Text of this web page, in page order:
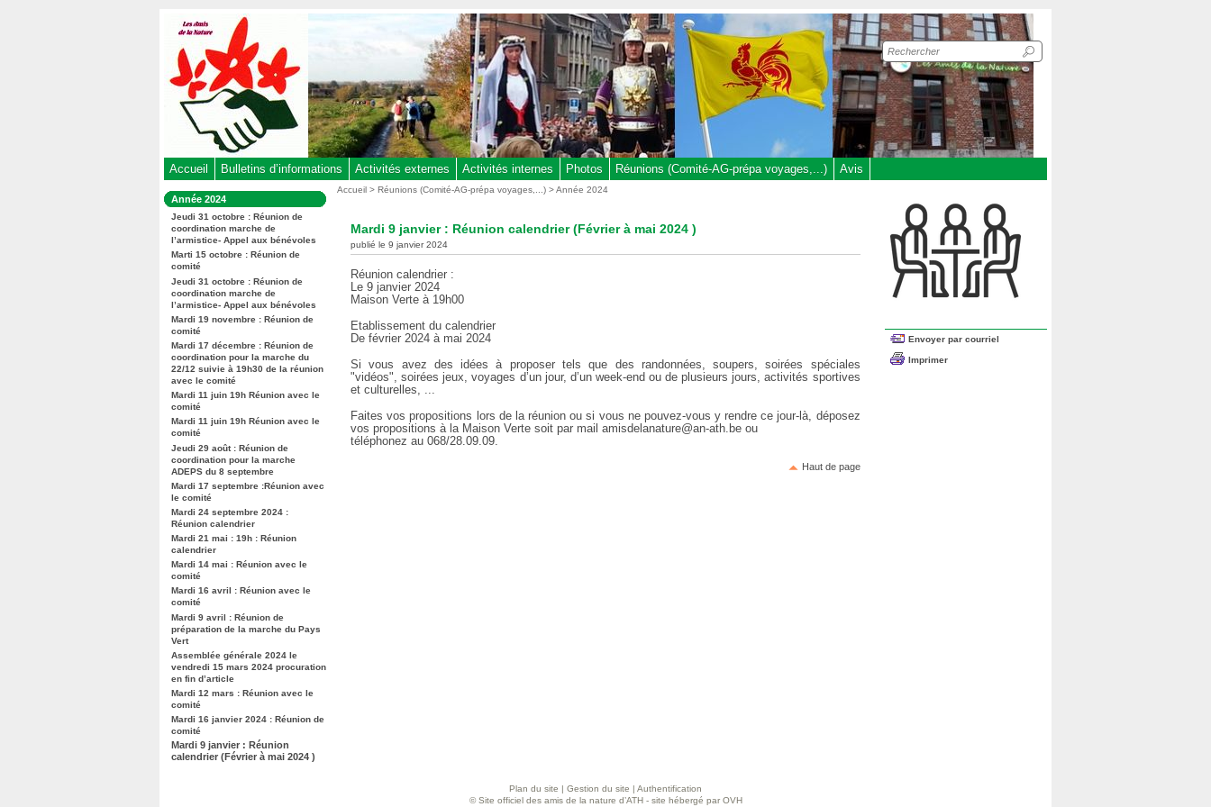
Recherche
sur
le
site
Accueil Bulletins d’informations Activités externes Activités internes Photos Réunions (Comité-AG-prépa voyages,...) Avis
Dans
la
rubrique
:
Année 2024
Jeudi 31 octobre : Réunion de
coordination marche de
l’armistice- Appel aux bénévoles
Marti 15 octobre : Réunion de
comité
Jeudi 31 octobre : Réunion de
coordination marche de
l’armistice- Appel aux bénévoles
Mardi 19 novembre : Réunion de
comité
Mardi 17 décembre : Réunion de
coordination pour la marche du
22/12 suivie à 19h30 de la réunion
avec le comité
Mardi 11 juin 19h Réunion avec le
comité
Mardi 11 juin 19h Réunion avec le
comité
Jeudi 29 août : Réunion de
coordination pour la marche
ADEPS du 8 septembre
Mardi 17 septembre :Réunion avec
le comité
Mardi 24 septembre 2024 :
Réunion calendrier
Mardi 21 mai : 19h : Réunion
calendrier
Mardi 14 mai : Réunion avec le
comité
Mardi 16 avril : Réunion avec le
comité
Mardi 9 avril : Réunion de
préparation de la marche du Pays
Vert
Assemblée générale 2024 le
vendredi 15 mars 2024 procuration
en fin d’article
Mardi 12 mars : Réunion avec le
comité
Mardi 16 janvier 2024 : Réunion de
comité
Mardi 9 janvier : Réunion
calendrier (Février à mai 2024 )
Vous
Accueil >Réunions (Comité-AG-prépa voyages,...) >Année 2024
Mardi 9 janvier : Réunion calendrier (Février à mai 2024 )
publié le 9 janvier 2024
Réunion calendrier :
Le 9 janvier 2024
Maison Verte à 19h00
Etablissement du calendrier
De février 2024 à mai 2024
Si vous avez des idées à proposer tels que des randonnées, soupers, soirées spéciales
"vidéos", soirées jeux, voyages d’un jour, d’un week-end ou de plusieurs jours, activités sportives
et culturelles, ...
Faites vos propositions lors de la réunion ou si vous ne pouvez-vous y rendre ce jour-là, déposez
vos propositions à la Maison Verte soit par mail amisdelanature@an-ath.be ou
téléphonez au 068/28.09.09.
Haut de page
Envoyer par courriel
Imprimer
Plan du site | Gestion du site | Authentification
© Site officiel des amis de la nature d’ATH - site hébergé par OVH